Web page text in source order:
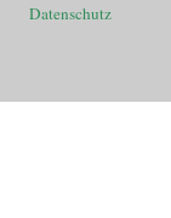
Datenschutz